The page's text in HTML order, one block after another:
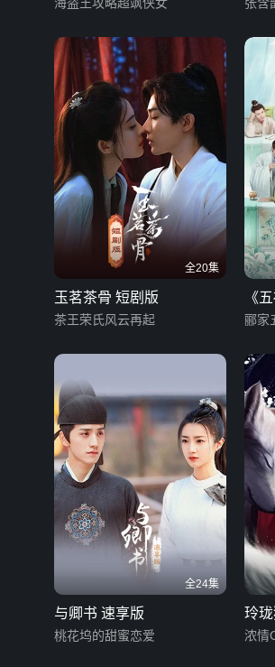
海盗王攻略超飒侠女 张含
全20集
玉茗茶骨 短剧版
茶王荣氏风云再起
《
郦家
全24集
与卿书 速享版
桃花坞的甜蜜恋爱
玲
浓情